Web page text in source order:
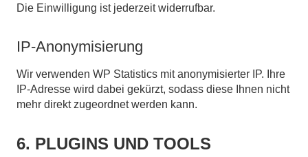
Die Einwilligung ist jederzeit widerrufbar.
IP-Anonymisierung
Wir verwenden WP Statistics mit anonymisierter IP. Ihre
IP-Adresse wird dabei gekürzt, sodass diese Ihnen nicht
mehr direkt zugeordnet werden kann.
6. PLUGINS UND TOOLS